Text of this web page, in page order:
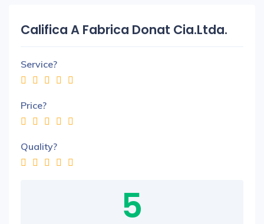
Califica A Fabrica Donat Cia.Ltda.
Service?
Price?
Quality?
5